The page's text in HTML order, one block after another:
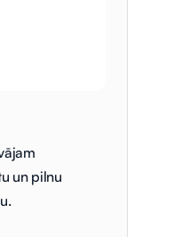
un pilnu